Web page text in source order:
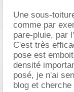
Une sous-
comme par
pare-pluie, par
C'est très
pose est
densité
posé, je n'ai
blog et